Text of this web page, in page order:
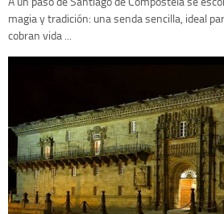
magia y tradición: una senda sencilla, ideal
cobran vida ...